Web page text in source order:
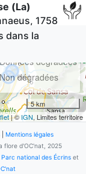
(La)
1758
1753
2019 Fiche espèce
Scop., 1772
dans la
Données dégradées
Non dégradées
5 km
| © IGN, Limites territoire
| Mentions légales
flore d'OC'nat, 2025
Parc national des Écrins et